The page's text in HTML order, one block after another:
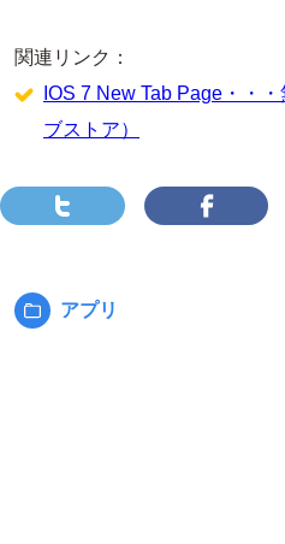
関連リンク：
IOS 7 New Tab Page・・
ブストア）
カ
アプリ